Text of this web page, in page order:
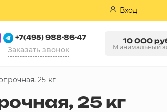
Вход
+7(495) 988-86-47
Заказать звонок
10 000
Минимальный
25 кг
25 кг